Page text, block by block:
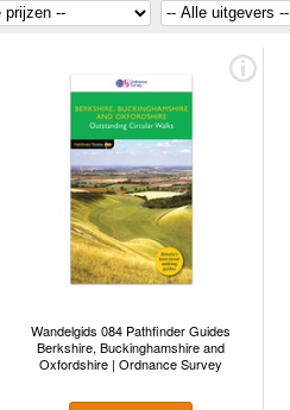
Wandelgids 084 Pathfinder Guides
Berkshire, Buckinghamshire and
Oxfordshire | Ordnance Survey